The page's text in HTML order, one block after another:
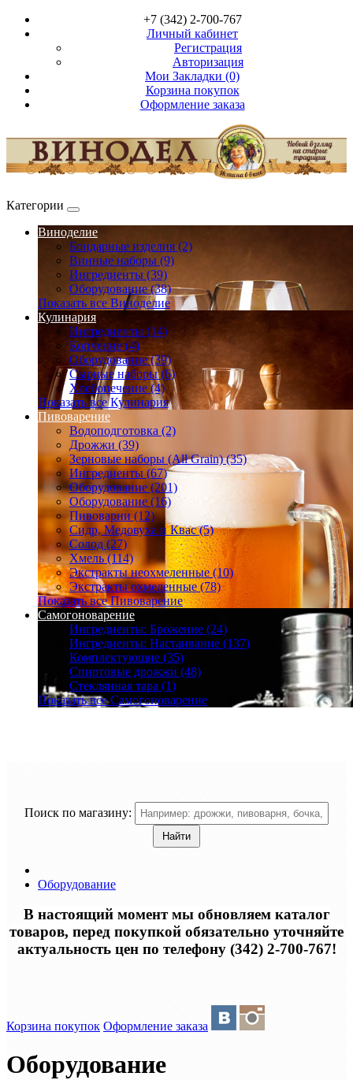
+7 (342) 2-700-767
Личный кабинет
Регистрация
Авторизация
Мои Закладки (0)
Корзина покупок
Оформление заказа
Категории
Виноделие
Бондарные изделия (2)
Винные наборы (9)
Ингредиенты (39)
Оборудование (38)
Показать все Виноделие
Кулинария
Ингредиенты (14)
Копчение (4)
Оборудование (39)
Сырные наборы (6)
Хлебопечение (4)
Показать все Кулинария
Пивоварение
Водоподготовка (2)
Дрожжи (39)
Зерновые наборы (All Grain) (35)
Ингредиенты (67)
Оборудование (201)
Оборудование (16)
Пивоварни (12)
Сидр, Медовуха и Квас (5)
Солод (27)
Хмель (114)
Экстракты неохмеленные (10)
Экстракты охмеленные (78)
Показать все Пивоварение
Самогоноварение
Ингредиенты: Брожение (24)
Ингредиенты: Настаивание (137)
Комплектующие (35)
Спиртовые дрожжи (48)
Стеклянная тара (1)
Показать все Самогоноварение
Поиск по магазину:
Оборудование
В настоящий момент мы обновляем каталог
товаров, перед покупкой обязательно уточняйте
актуальность цен по телефону (342) 2-700-767!
Корзина покупок Оформление заказа
Оборудование